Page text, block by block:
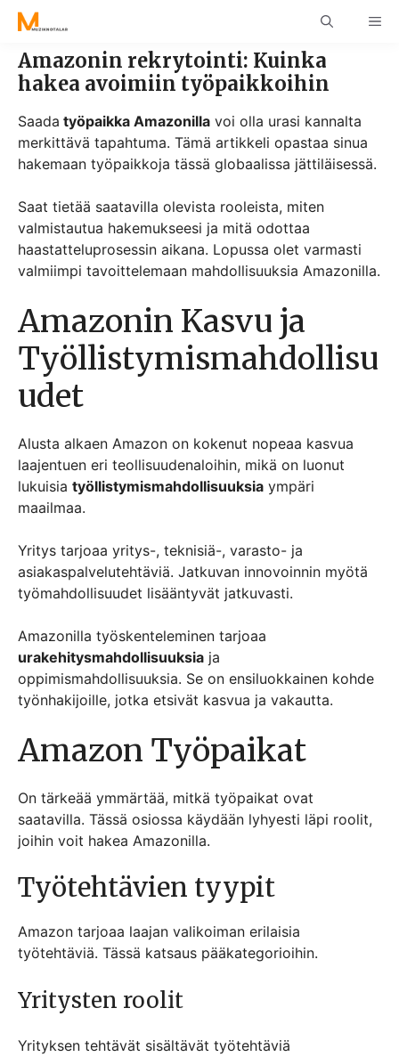
Skip
content
Amazonin rekrytointi: Kuinka
hakea avoimiin työpaikkoihin
Saada työpaikka Amazonilla voi olla urasi kannalta
merkittävä tapahtuma. Tämä artikkeli opastaa sinua
hakemaan työpaikkoja tässä globaalissa jättiläisessä.
Saat tietää saatavilla olevista rooleista, miten
valmistautua hakemukseesi ja mitä odottaa
haastatteluprosessin aikana. Lopussa olet varmasti
valmiimpi tavoittelemaan mahdollisuuksia Amazonilla.
Amazonin Kasvu ja
Työllistymismahdollisu
udet
Alusta alkaen Amazon on kokenut nopeaa kasvua
laajentuen eri teollisuudenaloihin, mikä on luonut
lukuisia työllistymismahdollisuuksia ympäri
maailmaa.
Yritys tarjoaa yritys-, teknisiä-, varasto- ja
asiakaspalvelutehtäviä. Jatkuvan innovoinnin myötä
työmahdollisuudet lisääntyvät jatkuvasti.
Amazonilla työskenteleminen tarjoaa
urakehitysmahdollisuuksia ja
oppimismahdollisuuksia. Se on ensiluokkainen kohde
työnhakijoille, jotka etsivät kasvua ja vakautta.
Amazon Työpaikat
On tärkeää ymmärtää, mitkä työpaikat ovat
saatavilla. Tässä osiossa käydään lyhyesti läpi roolit,
joihin voit hakea Amazonilla.
Työtehtävien tyypit
Amazon tarjoaa laajan valikoiman erilaisia
työtehtäviä. Tässä katsaus pääkategorioihin.
Yritysten roolit
Yrityksen tehtävät sisältävät työtehtäviä